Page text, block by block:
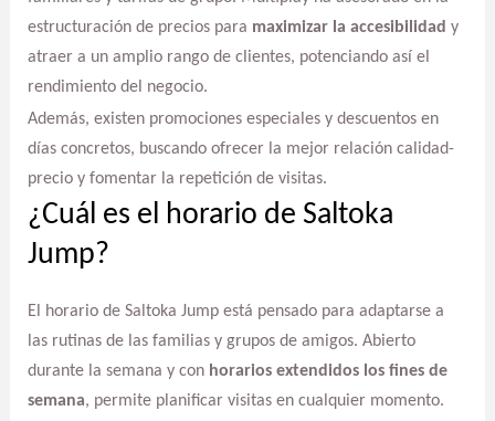
estructuración de precios para maximizar la accesibilidad y
atraer a un amplio rango de clientes, potenciando así el
rendimiento del negocio.
Además, existen promociones especiales y descuentos en
días concretos, buscando ofrecer la mejor relación calidad-
precio y fomentar la repetición de visitas.
¿Cuál es el horario de Saltoka
Jump?
El horario de Saltoka Jump está pensado para adaptarse a
las rutinas de las familias y grupos de amigos. Abierto
durante la semana y con horarios extendidos los fines de
semana, permite planificar visitas en cualquier momento.